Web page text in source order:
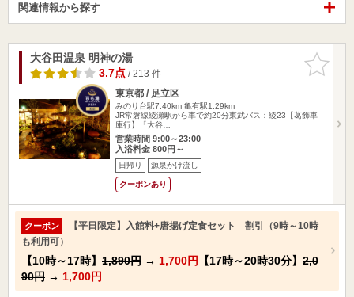
関連情報から探す
お気に入
りに追加
大谷田温泉 明神の湯
3.7点/ 213 件
東京都 / 足立区
みのり台駅7.40km 亀有駅1.29km
JR常磐線綾瀬駅から車で約20分東武バス：綾23【葛飾車
庫行】「大谷…
営業時間 9:00～23:00
入浴料金 800円～
日帰り 源泉かけ流し
クーポンあり
クーポン
【平日限定】入館料+唐揚げ定食セット 割引（9時～10時
も利用可）
【10時～17時】 1,890円 → 1,700円 【17時～20時30分】 2,0
90円 → 1,700円